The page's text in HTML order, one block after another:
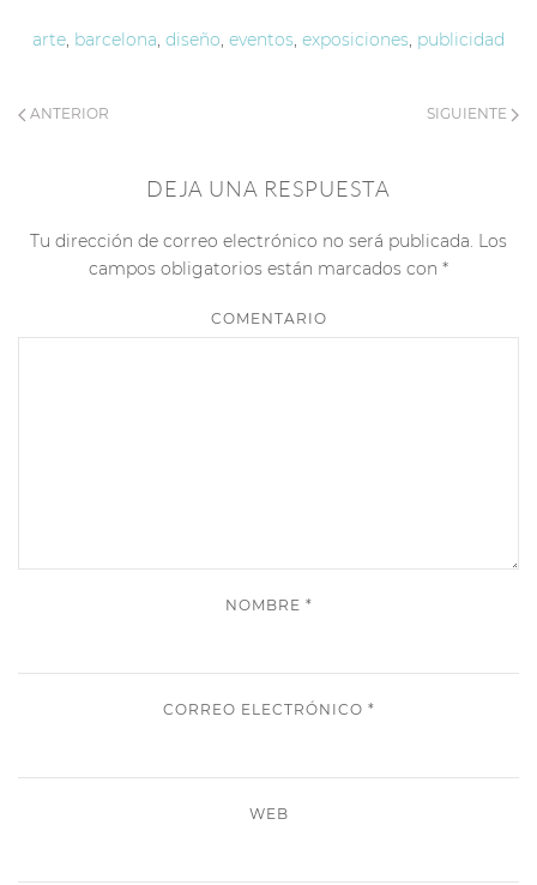
arte, barcelona, diseño, eventos, exposiciones, publicidad
ANTERIOR SIGUIENTE
DEJA UNA RESPUESTA
Tu dirección de correo electrónico no será publicada. Los
campos obligatorios están marcados con *
COMENTARIO
NOMBRE *
CORREO ELECTRÓNICO *
WEB